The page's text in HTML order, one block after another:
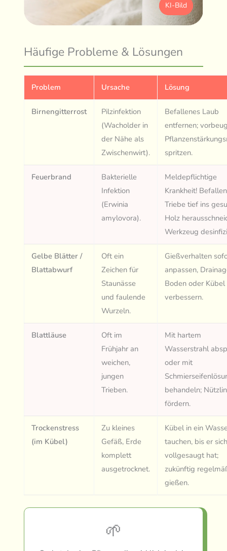
KI-Bild
Häufige Probleme & Lösungen
Problem Ursache Lösung
Birnengitterrost
Pilzinfektion
(Wacholder in
der Nähe als
Zwischenwirt).
Befallenes Laub
entfernen;
spritzen.
Feuerbrand
Bakterielle
Infektion
(Erwinia
amylovora).
Meldepflichtige
Krankheit!
Triebe tief ins
Holz
Werkzeug
Gelbe Blätter /
Blattabwurf
Oft ein
Zeichen für
Staunässe
und faulende
Wurzeln.
Gießverhalten
anpassen,
Boden oder Kübel
verbessern.
Blattläuse
Oft im
Frühjahr an
weichen,
jungen
Trieben.
Mit hartem
Wasserstrahl
oder mit
behandeln;
fördern.
Trockenstress
(im Kübel)
Zu kleines
Gefäß, Erde
komplett
ausgetrocknet.
Kübel in ein
tauchen, bis er
vollgesaugt hat;
zukünftig
gießen.
🌱